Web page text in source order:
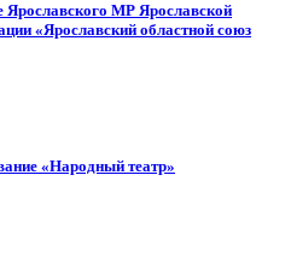
Ярославского МР Ярославской
«Ярославский областной союз
«Народный театр»